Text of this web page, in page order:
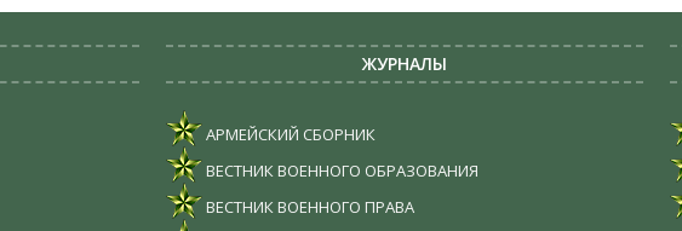
ЖУРНАЛЫ
АРМЕЙСКИЙ СБОРНИК
ВЕСТНИК ВОЕННОГО ОБРАЗОВАНИЯ
ВЕСТНИК ВОЕННОГО ПРАВА